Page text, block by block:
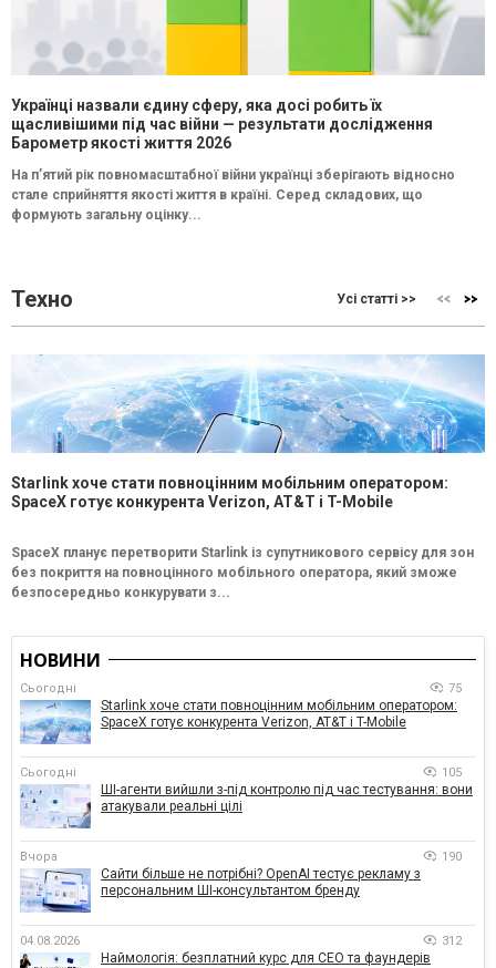
Українці назвали єдину сферу, яка досі робить їх
щасливішими під час війни — результати дослідження
Барометр якості життя 2026
На п’ятий рік повномасштабної війни українці зберігають відносно
стале сприйняття якості життя в країні. Серед складових, що
формують загальну оцінку...
Техно Усі статті >>
Starlink хоче стати повноцінним мобільним оператором:
SpaceX готує конкурента Verizon, AT&T і T-Mobile
SpaceX планує перетворити Starlink із супутникового сервісу для зон
без покриття на повноцінного мобільного оператора, який зможе
безпосередньо конкурувати з...
НОВИНИ
Сьогодні 75
Starlink хоче стати повноцінним мобільним оператором:
SpaceX готує конкурента Verizon, AT&T і T-Mobile
Сьогодні 105
ШІ-агенти вийшли з-під контролю під час тестування: вони
атакували реальні цілі
Вчора 190
Сайти більше не потрібні? OpenAI тестує рекламу з
персональним ШІ-консультантом бренду
04.08.2026 312
Наймологія: безплатний курс для CEO та фаундерів